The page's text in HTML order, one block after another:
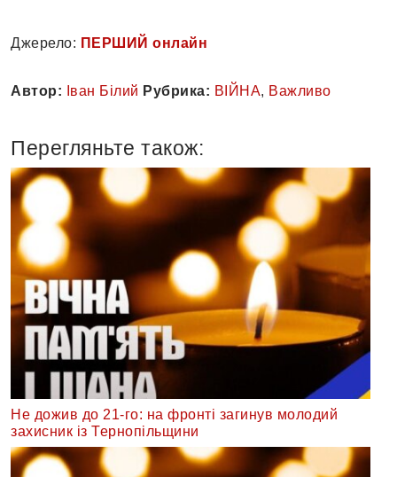
Джерело: ПЕРШИЙ онлайн
Автор: Іван Білий Рубрика: ВІЙНА, Важливо
Перегляньте також:
Не дожив до 21-го: на фронті загинув молодий
захисник із Тернопільщини